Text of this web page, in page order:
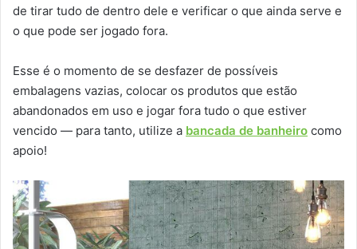
de tirar tudo de dentro dele e verificar o que ainda serve e
o que pode ser jogado fora.
Esse é o momento de se desfazer de possíveis
embalagens vazias, colocar os produtos que estão
abandonados em uso e jogar fora tudo o que estiver
vencido — para tanto, utilize a bancada de banheiro como
apoio!